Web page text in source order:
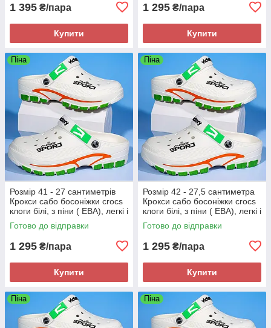
1 395 ₴/пара
Купити
1 295 ₴/пара
Купити
Піна
Розмір 41 - 27 сантиметрів
Крокси сабо босоніжки crocs
клоги білі, з піни ( ЕВА), легкі і
зручні
Готово до відправки
1 295 ₴/пара
Купити
Піна
Розмір 42 - 27,5 сантиметра
Крокси сабо босоніжки crocs
клоги білі, з піни ( ЕВА), легкі і
зручні
Готово до відправки
1 295 ₴/пара
Купити
Піна Піна